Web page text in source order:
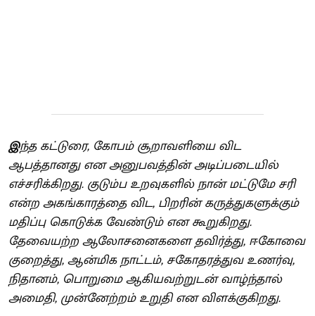
இந்த கட்டுரை, கோபம் சூறாவளியை விட
ஆபத்தானது என அனுபவத்தின் அடிப்படையில்
எச்சரிக்கிறது. குடும்ப உறவுகளில் நான் மட்டுமே சரி
என்ற அகங்காரத்தை விட, பிறரின் கருத்துகளுக்கும்
மதிப்பு கொடுக்க வேண்டும் என கூறுகிறது.
தேவையற்ற ஆலோசனைகளை தவிர்த்து, ஈகோவை
குறைத்து, ஆன்மிக நாட்டம், சகோதரத்துவ உணர்வு,
நிதானம், பொறுமை ஆகியவற்றுடன் வாழ்ந்தால்
அமைதி, முன்னேற்றம் உறுதி என விளக்குகிறது.